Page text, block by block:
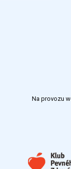
Na provozu